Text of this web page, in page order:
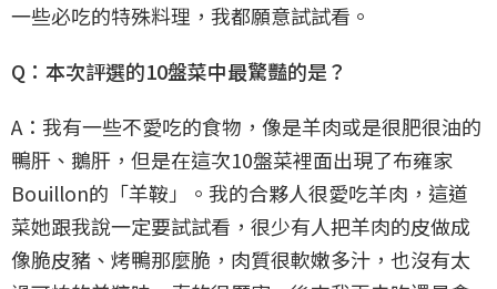
一些必吃的特殊料理，我都願意試試看。
Q：本次評選的10盤菜中最驚豔的是？
A：我有一些不愛吃的食物，像是羊肉或是很肥很油的
鴨肝、鵝肝，但是在這次10盤菜裡面出現了布雍家
Bouillon的「羊鞍」。我的合夥人很愛吃羊肉，這道
菜她跟我說一定要試試看，很少有人把羊肉的皮做成
像脆皮豬、烤鴨那麼脆，肉質很軟嫩多汁，也沒有太